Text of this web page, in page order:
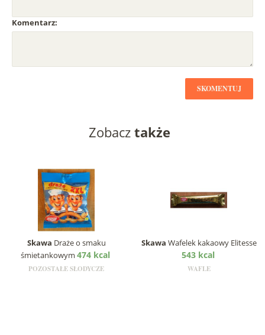
Komentarz:
SKOMENTUJ
Zobacz także
Skawa Draże o smaku
śmietankowym 474 kcal
POZOSTAŁE SŁODYCZE
Skawa Wafelek kakaowy Elitesse
543 kcal
WAFLE